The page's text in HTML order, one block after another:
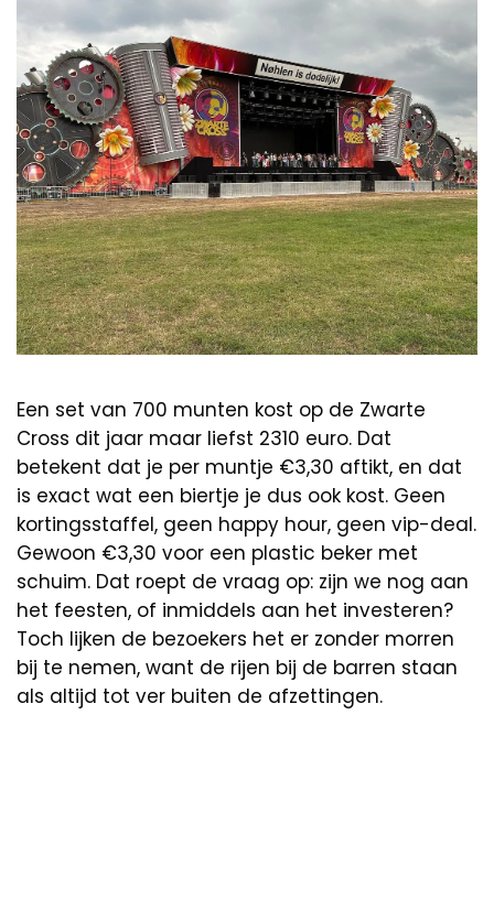
Een set van 700 munten kost op de Zwarte
Cross dit jaar maar liefst 2310 euro. Dat
betekent dat je per muntje €3,30 aftikt, en dat
is exact wat een biertje je dus ook kost. Geen
kortingsstaffel, geen happy hour, geen vip-deal.
Gewoon €3,30 voor een plastic beker met
schuim. Dat roept de vraag op: zijn we nog aan
het feesten, of inmiddels aan het investeren?
Toch lijken de bezoekers het er zonder morren
bij te nemen, want de rijen bij de barren staan
als altijd tot ver buiten de afzettingen.